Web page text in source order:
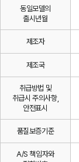
동일모델의
출시년월
제조자
제조국
취급방법 및
취급시 주의사항,
안전표시
품질보증기준
A/S 책임자와